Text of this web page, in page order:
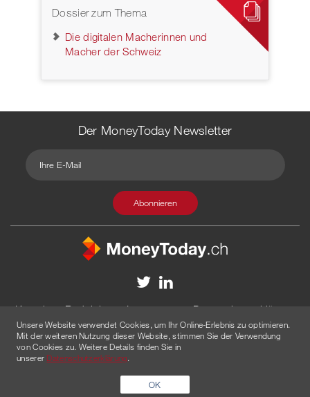
Dossier zum Thema
Die digitalen Macherinnen und
Macher der Schweiz
Der MoneyToday Newsletter
Kontakt Redaktion Impressum
Datenschutzerklärung
Disclaimer
Werbung
© 2026 Created byAGENTUR AM WASSER
Unsere Website verwendet Cookies, um Ihr Online-Erlebnis zu optimieren.
Mit der weiteren Nutzung dieser Website, stimmen Sie der Verwendung
von Cookies zu. Weitere Details finden Sie in
unserer Datenschutzerklärung.
OK